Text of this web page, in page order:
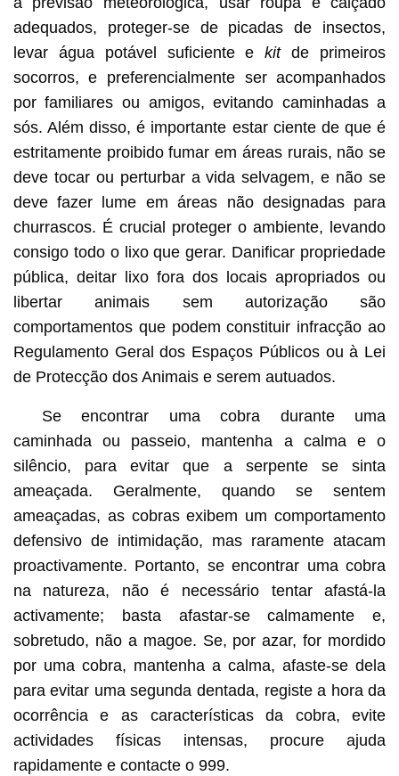
adequados, proteger-se de picadas de insectos,
levar água potável suficiente ekitde primeiros
socorros, e preferencialmente ser acompanhados
por familiares ou amigos, evitando caminhadas a
sós. Além disso, é importante estar ciente de que é
estritamente proibido fumar em áreas rurais, não se
deve tocar ou perturbar a vida selvagem, e não se
deve fazer lume em áreas não designadas para
churrascos. É crucial proteger o ambiente, levando
consigo todo o lixo que gerar. Danificar propriedade
pública, deitar lixo fora dos locais apropriados ou
libertar animais sem autorização são
comportamentos que podem constituir infracção ao
Regulamento Geral dos Espaços Públicos ou à Lei
de Protecção dos Animais e serem autuados.
Se encontrar uma cobra durante uma
caminhada ou passeio, mantenha a calma e o
silêncio, para evitar que a serpente se sinta
ameaçada. Geralmente, quando se sentem
ameaçadas, as cobras exibem um comportamento
defensivo de intimidação, mas raramente atacam
proactivamente. Portanto, se encontrar uma cobra
na natureza, não é necessário tentar afastá-la
activamente; basta afastar-se calmamente e,
sobretudo, não a magoe. Se, por azar, for mordido
por uma cobra, mantenha a calma, afaste-se dela
para evitar uma segunda dentada, registe a hora da
ocorrência e as características da cobra, evite
actividades físicas intensas, procure ajuda
rapidamente e contacte o 999.